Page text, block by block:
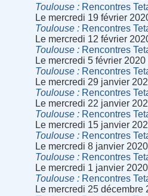
Toulouse
Rencontres
Le mercredi 19 février
Toulouse
Rencontres
Le mercredi 12 février
Toulouse
Rencontres
Le mercredi 5 février
Toulouse
Rencontres
Le mercredi 29 janvier
Toulouse
Rencontres
Le mercredi 22 janvier
Toulouse
Rencontres
Le mercredi 15 janvier
Toulouse
Rencontres
Le mercredi 8 janvier
Toulouse
Rencontres
Le mercredi 1 janvier
Toulouse
Rencontres
Le mercredi 25 décembre